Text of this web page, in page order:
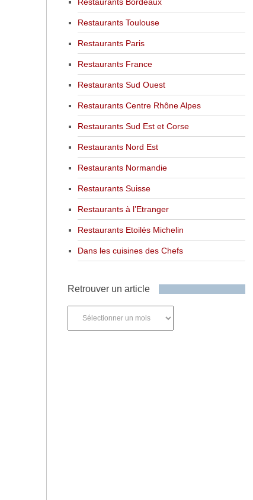
Restaurants Toulouse
Restaurants Paris
Restaurants France
Restaurants Sud Ouest
Restaurants Centre Rhône Alpes
Restaurants Sud Est et Corse
Restaurants Nord Est
Restaurants Normandie
Restaurants Suisse
Restaurants à l’Etranger
Restaurants Etoilés Michelin
Dans les cuisines des Chefs
Retrouver un article